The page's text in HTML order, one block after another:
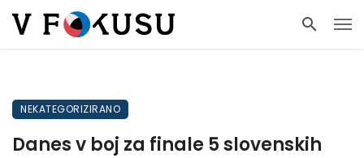
NEKATEGORIZIRANO
Danes v boj za finale 5 slovenskih